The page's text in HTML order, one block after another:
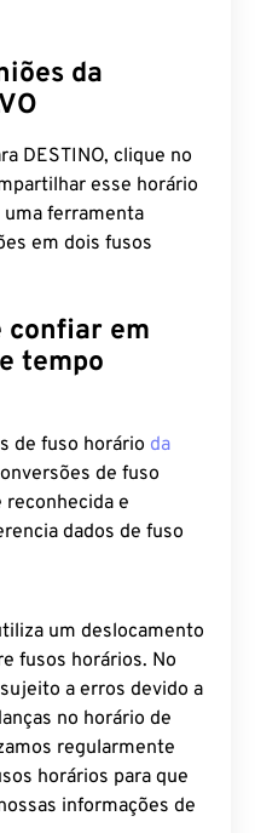
da
DESTINO, clique no
esse horário
uma ferramenta
em dois fusos
confiar em
tempo
de fuso horário da
de fuso
reconhecida e
dados de fuso
um deslocamento
fusos horários. No
a erros devido a
no horário de
regularmente
horários para que
informações de